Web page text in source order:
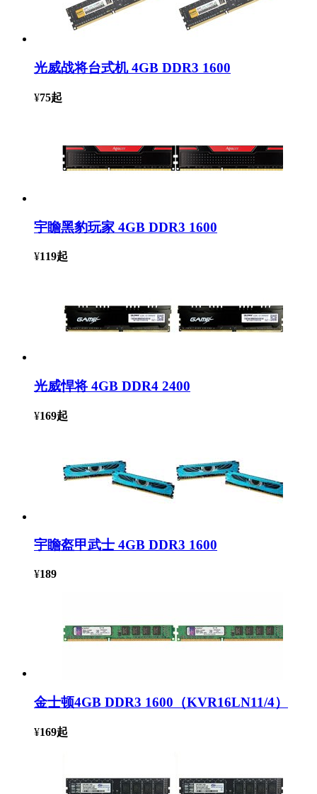
光威战将台式机 4GB DDR3 1600
¥75起
宇瞻黑豹玩家 4GB DDR3 1600
¥119起
光威悍将 4GB DDR4 2400
¥169起
宇瞻盔甲武士 4GB DDR3 1600
¥189
金士顿4GB DDR3 1600（KVR16LN11/4）
¥169起